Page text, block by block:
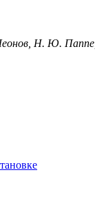
Леонов, Н. Ю.